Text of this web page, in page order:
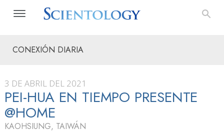
CONEXIÓN DIARIA
3 DE ABRIL DEL 2021
PEI-HUA EN TIEMPO PRESENTE
@HOME
KAOHSIUNG, TAIWÁN